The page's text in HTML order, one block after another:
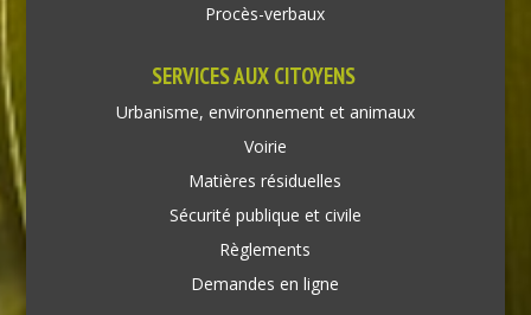
Procès-verbaux
SERVICES AUX CITOYENS
Urbanisme, environnement et animaux
Voirie
Matières résiduelles
Sécurité publique et civile
Règlements
Demandes en ligne